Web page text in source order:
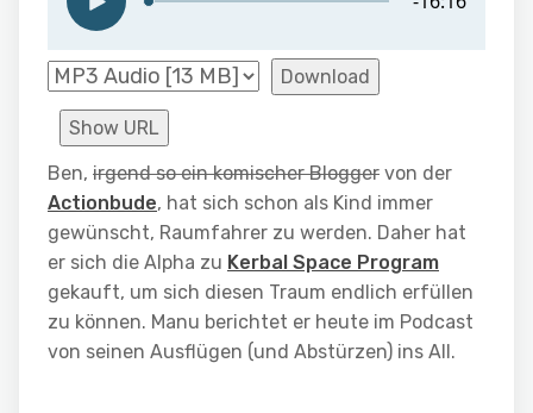
Download
Show URL
Ben, irgend so ein komischer Blogger von der
Actionbude, hat sich schon als Kind immer
gewünscht, Raumfahrer zu werden. Daher hat
er sich die Alpha zu Kerbal Space Program
gekauft, um sich diesen Traum endlich erfüllen
zu können. Manu berichtet er heute im Podcast
von seinen Ausflügen (und Abstürzen) ins All.